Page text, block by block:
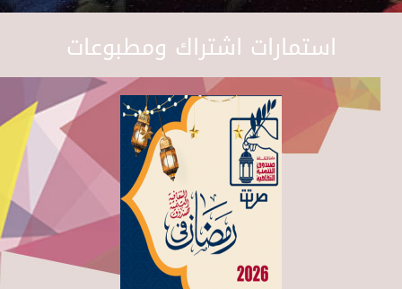
استمارات اشتراك ومطبوعات